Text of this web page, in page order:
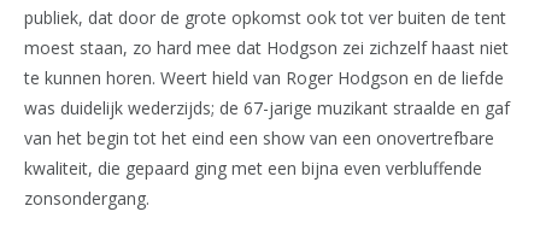
publiek, dat door de grote opkomst ook tot ver buiten de tent
moest staan, zo hard mee dat Hodgson zei zichzelf haast niet
te kunnen horen. Weert hield van Roger Hodgson en de liefde
was duidelijk wederzijds; de 67-jarige muzikant straalde en gaf
van het begin tot het eind een show van een onovertrefbare
kwaliteit, die gepaard ging met een bijna even verbluffende
zonsondergang.